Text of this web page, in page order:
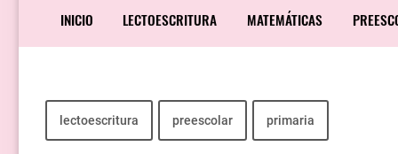
INICIO LECTOESCRITURA MATEMÁTICAS
lectoescritura preescolar primaria